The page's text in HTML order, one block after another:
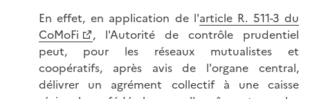
En effet, en application de l'article R. 511-3 du
CoMoFi
, l'Autorité de contrôle prudentiel
peut, pour les réseaux mutualistes et
coopératifs, après avis de l'organe central,
délivrer un agrément collectif à une caisse